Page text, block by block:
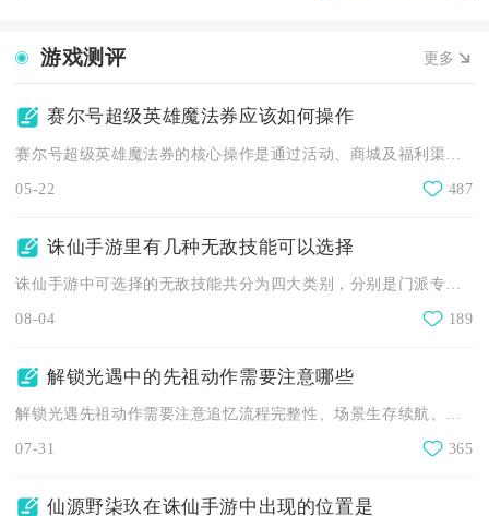
游戏测评 更多
赛尔号超级英雄魔法券应该如何操作
05-22 487
诛仙手游里有几种无敌技能可以选择
08-04 189
解锁光遇中的先祖动作需要注意哪些
07-31 365
仙源野柒玖在诛仙手游中出现的位置是